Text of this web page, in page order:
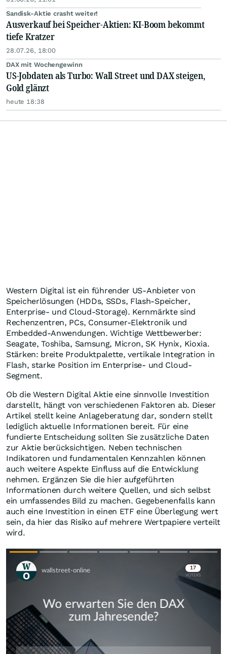
Sandisk-Aktie crasht weiter!
Ausverkauf bei Speicher-Aktien: KI-Boom bekommt
tiefe Kratzer
28.07.26, 18:00
DAX mit Wochengewinn
US-Jobdaten als Turbo: Wall Street und DAX steigen,
Gold glänzt
heute 18:38
Western Digital ist ein führender US-Anbieter von
Speicherlösungen (HDDs, SSDs, Flash-Speicher,
Enterprise- und Cloud-Storage). Kernmärkte sind
Rechenzentren, PCs, Consumer-Elektronik und
Embedded-Anwendungen. Wichtige Wettbewerber:
Seagate, Toshiba, Samsung, Micron, SK Hynix, Kioxia.
Stärken: breite Produktpalette, vertikale Integration in
Flash, starke Position im Enterprise- und Cloud-
Segment.
Ob die Western Digital Aktie eine sinnvolle Investition
darstellt, hängt von verschiedenen Faktoren ab. Dieser
Artikel stellt keine Anlageberatung dar, sondern stellt
lediglich aktuelle Informationen bereit. Für eine
fundierte Entscheidung sollten Sie zusätzliche Daten
zur Aktie berücksichtigen. Neben technischen
Indikatoren und fundamentalen Kennzahlen können
auch weitere Aspekte Einfluss auf die Entwicklung
nehmen. Ergänzen Sie die hier aufgeführten
Informationen durch weitere Quellen, und sich selbst
ein umfassendes Bild zu machen. Gegebenenfalls kann
auch eine Investition in einen ETF eine Überlegung wert
sein, da hier das Risiko auf mehrere Wertpapiere verteilt
wird.
Skip